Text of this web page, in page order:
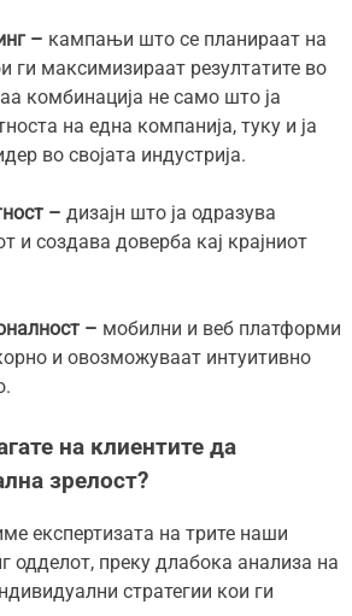
– кампањи што се планираат на
ги максимизираат резултатите во
комбинација не само што ја
на една компанија, туку и ја
во својата индустрија.
– дизајн што ја одразува
и создава доверба кај крајниот
– мобилни и веб платформи
и овозможуваат интуитивно
на клиентите да
зрелост?
експертизата на трите наши
одделот, преку длабока анализа на
стратегии кои ги